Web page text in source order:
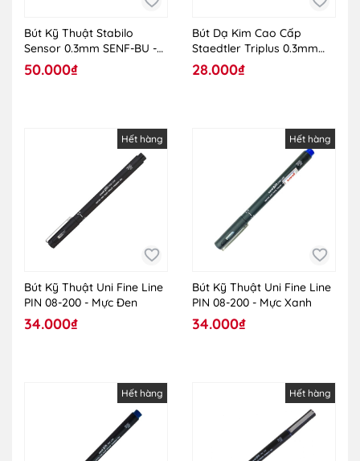
Bút Kỹ Thuật Stabilo
Sensor 0.3mm SENF-BU -
Màu Xanh
50.000₫
Bút Dạ Kim Cao Cấp
Staedtler Triplus 0.3mm
334-4
28.000₫
Hết hàng
Bút Kỹ Thuật Uni Fine Line
PIN 08-200 - Mực Đen
34.000₫
Hết hàng
Bút Kỹ Thuật Uni Fine Line
PIN 08-200 - Mực Xanh
34.000₫
Hết hàng Hết hàng